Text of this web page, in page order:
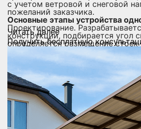
с учетом ветровой и снеговой
пожеланий заказчика.
Основные этапы устройства
Проектирование.
конструкции, подбирается угол
определяется размещение стоек
воды. Учитываются все варианты
навеса.
Подготовка основания. В
выполняется организация
установка бетонных блоков или
грунт.
Монтаж каркаса. Используются
деревянные профили,
и устойчивость. Монтаж
проводится строго по
Читать далее
Получить бесплатную